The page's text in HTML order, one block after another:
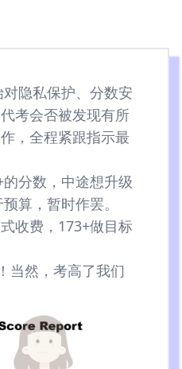
隐私保护、分数安
考会否被发现有所
，全程紧跟指示最
分数，中途想升级
算，暂时作罢。
收费，173+做目标
当然，考高了我们